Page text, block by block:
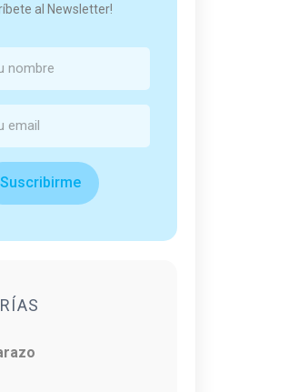
al Newsletter!
Suscribirme